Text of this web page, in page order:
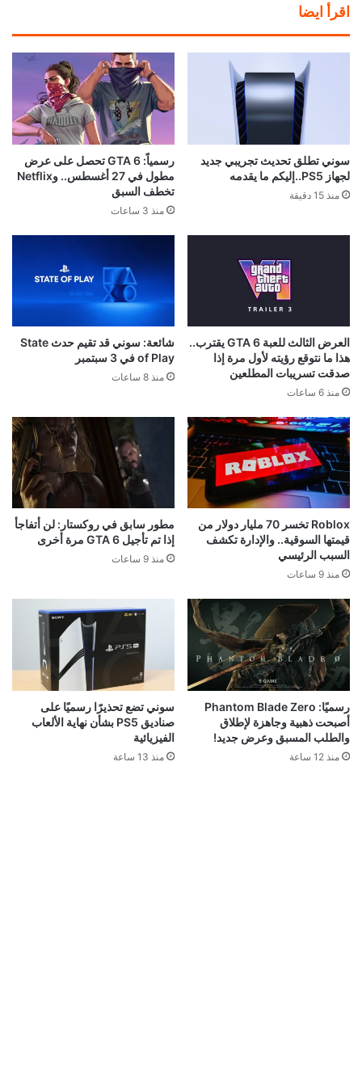
اقرأ ايضا
سوني تطلق تحديث تجريبي جديد
لجهاز PS5..إليكم ما يقدمه
منذ 15 دقيقة
رسمياً: GTA 6 تحصل على عرض
مطول في 27 أغسطس.. وNetflix
تخطف السبق
منذ 3 ساعات
العرض الثالث للعبة GTA 6 يقترب..
هذا ما نتوقع رؤيته لأول مرة إذا
صدقت تسريبات المطلعين
منذ 6 ساعات
شائعة: سوني قد تقيم حدث State
of Play في 3 سبتمبر
منذ 8 ساعات
Roblox تخسر 70 مليار دولار من
قيمتها السوقية.. والإدارة تكشف
السبب الرئيسي
منذ 9 ساعات
مطور سابق في روكستار: لن أتفاجأ
إذا تم تأجيل GTA 6 مرة أخرى
منذ 9 ساعات
رسميًا: Phantom Blade Zero
أصبحت ذهبية وجاهزة لإطلاق
والطلب المسبق وعرض جديد!
منذ 12 ساعة
سوني تضع تحذيرًا رسميًا على
صناديق PS5 بشأن نهاية الألعاب
الفيزيائية
منذ 13 ساعة